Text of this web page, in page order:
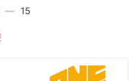
— 15